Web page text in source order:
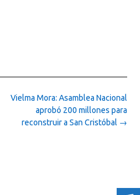
Vielma Mora: Asamblea Nacional
aprobó 200 millones para
reconstruir a San Cristóbal →